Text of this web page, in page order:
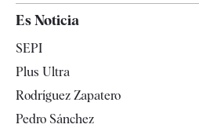
España
Televisión
Es Noticia
SEPI
Plus Ultra
Rodríguez Zapatero
Pedro Sánchez